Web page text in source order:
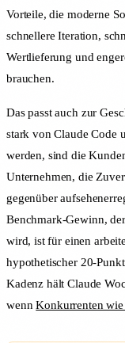
Vorteile, die moderne
schnellere Iteration,
Wertlieferung und
brauchen.
Das passt auch zur
stark von Claude Code
werden, sind die
Unternehmen, die
gegenüber
Benchmark-Gewinn,
wird, ist für einen
hypothetischer 20-
Kadenz hält Claude
wennKonkurrenten